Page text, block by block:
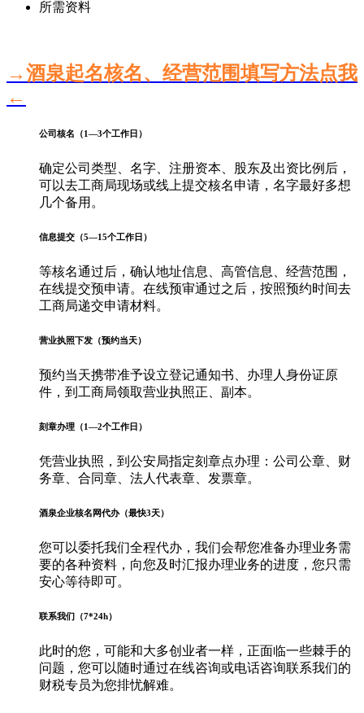
所需资料
→酒泉起名核名、经营范围填写方法点我
←
公司核名（1—3个工作日）
确定公司类型、名字、注册资本、股东及出资比例后，
可以去工商局现场或线上提交核名申请，名字最好多想
几个备用。
信息提交（5—15个工作日）
等核名通过后，确认地址信息、高管信息、经营范围，
在线提交预申请。在线预审通过之后，按照预约时间去
工商局递交申请材料。
营业执照下发（预约当天）
预约当天携带准予设立登记通知书、办理人身份证原
件，到工商局领取营业执照正、副本。
刻章办理（1—2个工作日）
凭营业执照，到公安局指定刻章点办理：公司公章、财
务章、合同章、法人代表章、发票章。
酒泉企业核名网代办（最快3天）
您可以委托我们全程代办，我们会帮您准备办理业务需
要的各种资料，向您及时汇报办理业务的进度，您只需
安心等待即可。
联系我们（7*24h）
此时的您，可能和大多创业者一样，正面临一些棘手的
问题，您可以随时通过在线咨询或电话咨询联系我们的
财税专员为您排忧解难。